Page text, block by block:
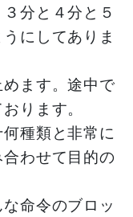
分と４分と５
にしてありま
ます。途中で
ります。
種類と非常に
わせて目的の
命令のブロッ